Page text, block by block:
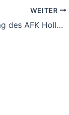
WEITER
Kommandantentag des AFK Hollabrunn